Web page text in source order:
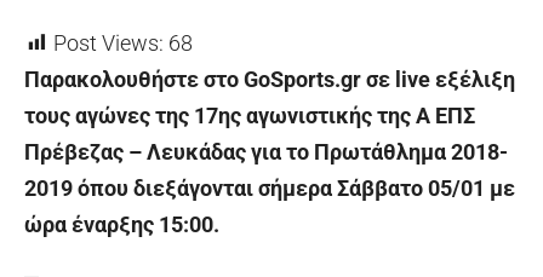
Post Views: 68
Παρακολουθήστε στο GoSports.gr σε live εξέλιξη
τους αγώνες της 17ης αγωνιστικής της Α ΕΠΣ
Πρέβεζας – Λευκάδας για το Πρωτάθλημα 2018-
2019 όπου διεξάγονται σήμερα Σάββατο 05/01 με
ώρα έναρξης 15:00.